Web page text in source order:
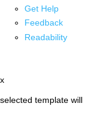
Get Help
Feedback
Readability
x
selected template